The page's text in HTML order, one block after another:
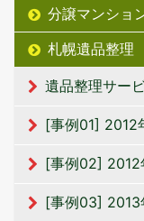
分譲マンショ
札幌遺品整理
遺品整理サー
[事例01] 2012
[事例02] 2012
[事例03] 2013